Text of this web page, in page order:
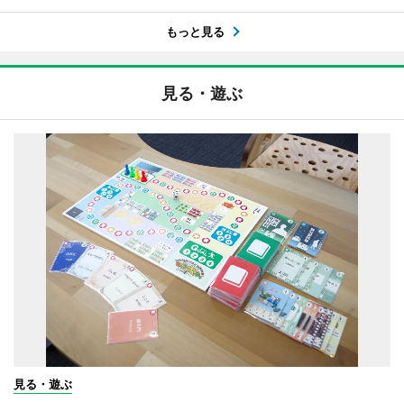
もっと見る
見る・遊ぶ
見る・遊ぶ